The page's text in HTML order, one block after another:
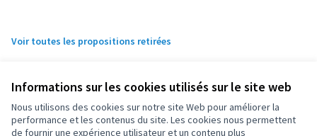
Informations sur les cookies utilisés sur le site web
Nous utilisons des cookies sur notre site Web pour améliorer la
performance et les contenus du site. Les cookies nous permettent
de fournir une expérience utilisateur et un contenu plus
Voir toutes les propositions retirées
Conditions d'utilisation
Paramètres des cookies
OIDP sur XOIDP sur Facebook
OIDP sur YouTube